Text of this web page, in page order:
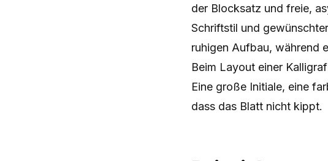
der Blocksatz und freie,
Schriftstil und
ruhigen Aufbau, während
Beim Layout einer
Eine große Initiale, eine
dass das Blatt nicht kippt.